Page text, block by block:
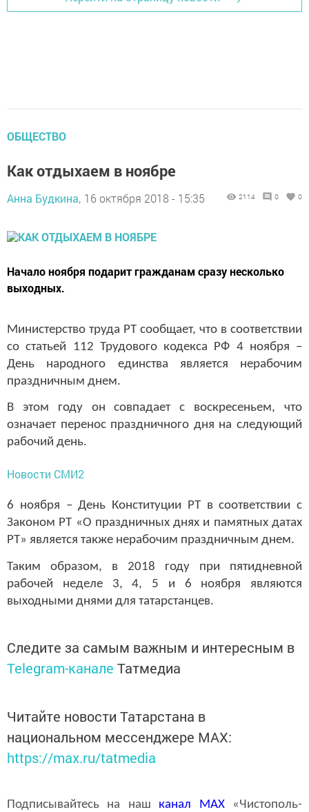
ОБЩЕСТВО
Как отдыхаем в ноябре
Анна Будкина, 16 октября 2018 - 15:35 2114 0 0
Начало ноября подарит гражданам сразу несколько
выходных.
Министерство труда РТ сообщает, что в соответствии
со статьей 112 Трудового кодекса РФ 4 ноября –
День народного единства является нерабочим
праздничным днем.
В этом году он совпадает с воскресеньем, что
означает перенос праздничного дня на следующий
рабочий день.
Новости СМИ2
6 ноября – День Конституции РТ в соответствии с
Законом РТ «О праздничных днях и памятных датах
РТ» является также нерабочим праздничным днем.
Таким образом, в 2018 году при пятидневной
рабочей неделе 3, 4, 5 и 6 ноября являются
выходными днями для татарстанцев.
Следите за самым важным и интересным в
Telegram-канале Татмедиа
Читайте новости Татарстана в
национальном мессенджере MАХ:
https://max.ru/tatmedia
Подписывайтесь на наш канал MAX«Чистополь-